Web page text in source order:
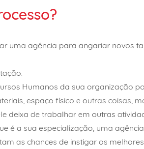
uma agência para angariar novos
Humanos da sua organização
espaço físico e outras coisas,
deixa de trabalhar em outras
é a sua especialização, uma
as chances de instigar os